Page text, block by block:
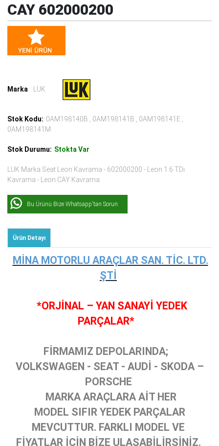
CAY 602000200
Marka : LUK
Stok Kodu: 0AM198140B , 0AM198141B , 0AM198141E ,
0AM198141M
Stok Durumu: Stokta Var
LUK Marka Seat Leon Kavrama - 602000200 - Leon 1.6 TDi
Kavrama - Leon CAY Kavrama
Bu Ürünü Bize Whatsapp'tan Sorun
Ürün Detayı
MİNA MOTORLU ARAÇLAR SAN. TİC. LTD.
ŞTİ
*ORJİNAL – YAN SANAYİ YEDEK
PARÇALAR*
FİRMAMIZ DEPOLARINDA;
VOLKSWAGEN - SEAT - AUDİ - SKODA –
PORSCHE
MARKA ARAÇLARA AİT HER
MODEL SIFIR YEDEK PARÇALAR
MEVCUTTUR. FARKLI MODEL VE
FİYATLAR İÇİN BİZE ULAŞABİLİRSİNİZ.